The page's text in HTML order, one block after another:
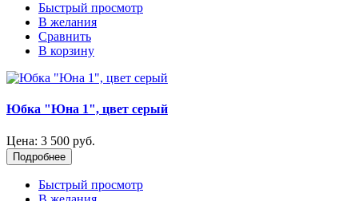
Быстрый просмотр
В желания
Сравнить
В корзину
Юбка "Юна 1", цвет серый
Цена: 3 500 руб.
Подробнее
Быстрый просмотр